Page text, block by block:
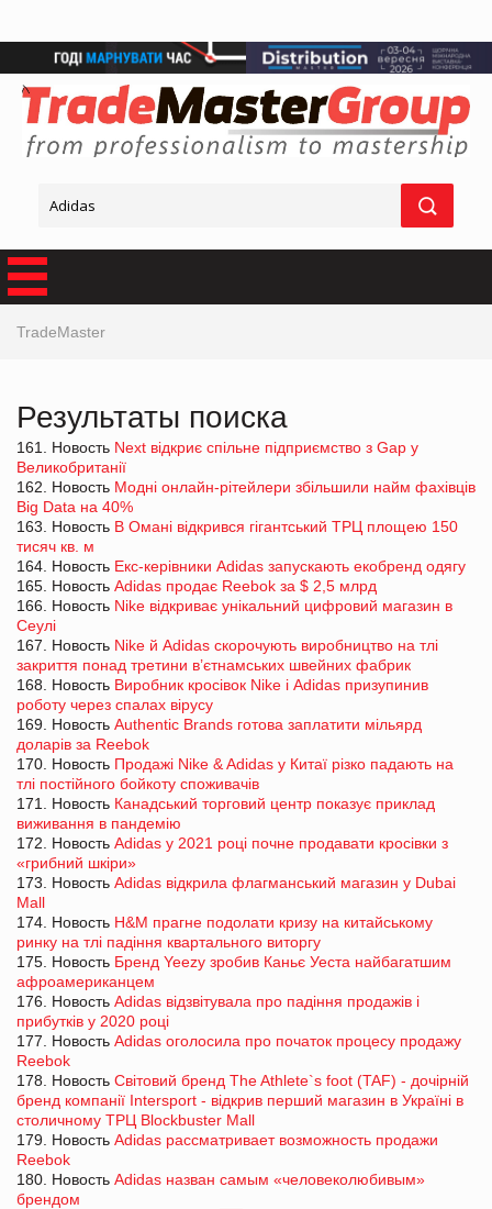
TradeMaster
Результаты поиска
161. Новость Next відкриє спільне підприємство з Gap у
Великобританії
162. Новость Модні онлайн-рітейлери збільшили найм фахівців
Big Data на 40%
163. Новость В Омані відкрився гігантський ТРЦ площею 150
тисяч кв. м
164. Новость Екс-керівники Adidas запускають екобренд одягу
165. Новость Adidas продає Reebok за $ 2,5 млрд
166. Новость Nike відкриває унікальний цифровий магазин в
Сеулі
167. Новость Nike й Adidas скорочують виробництво на тлі
закриття понад третини в’єтнамських швейних фабрик
168. Новость Виробник кросівок Nike і Adidas призупинив
роботу через спалах вірусу
169. Новость Authentic Brands готова заплатити мільярд
доларів за Reebok
170. Новость Продажі Nike & Adidas у Китаї різко падають на
тлі постійного бойкоту споживачів
171. Новость Канадський торговий центр показує приклад
виживання в пандемію
172. Новость Adidas у 2021 році почне продавати кросівки з
«грибний шкіри»
173. Новость Adidas відкрила флагманський магазин у Dubai
Mall
174. Новость H&M прагне подолати кризу на китайському
ринку на тлі падіння квартального виторгу
175. Новость Бренд Yeezy зробив Каньє Уеста найбагатшим
афроамериканцем
176. Новость Adidas відзвітувала про падіння продажів і
прибутків у 2020 році
177. Новость Adidas оголосила про початок процесу продажу
Reebok
178. Новость Світовий бренд The Athlete`s foot (TAF) - дочірній
бренд компанії Intersport - відкрив перший магазин в Україні в
столичному ТРЦ Blockbuster Mall
179. Новость Adidas рассматривает возможность продажи
Reebok
180. Новость Adidas назван самым «человеколюбивым»
брендом